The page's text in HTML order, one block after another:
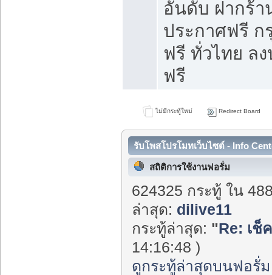
อันดับ ฝากร้า
ประกาศฟรี ก
ฟรี ทั่วไทย ล
ฟรี
ไม่มีกระทู้ใหม่ Redirect Board
รับโพสโปรโมทเว็บไซต์ - Info
สถิติการใช้งานฟอรั่ม
624325 กระทู้ ใน
ล่าสุด: dilive11
กระทู้ล่าสุด: "Re: เช็
14:16:48 )
ดูกระทู้ล่าสุดบนฟอรั่ม